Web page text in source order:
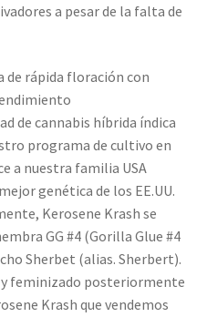
a pesar de la falta de
de rápida floración con
de cannabis híbrida índica
programa de cultivo en
a nuestra familia USA
genética de los EE.UU.
Kerosene Krash se
GG #4 (Gorilla Glue #4
Sherbet (alias. Sherbert).
feminizado posteriormente
Krash que vendemos